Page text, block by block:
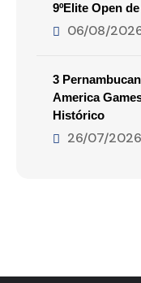
9ºElite Open
06/08/
3
America
Histórico
26/07/2026